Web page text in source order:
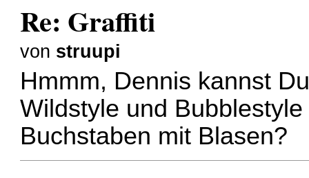
Re: Graffiti
von struupi
Hmmm, Dennis kannst
Wildstyle und
Buchstaben mit Blasen?